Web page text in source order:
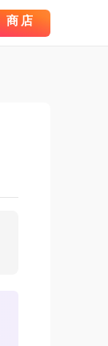
商店